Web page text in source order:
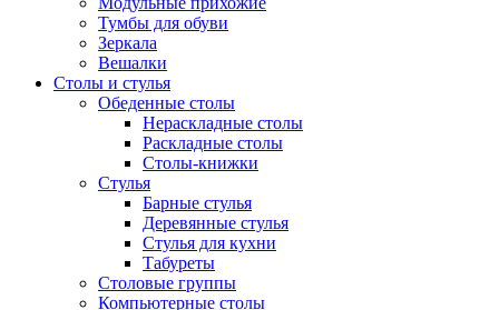
Тумбы для обуви
Зеркала
Вешалки
Столы и стулья
Обеденные столы
Нераскладные столы
Раскладные столы
Столы-книжки
Стулья
Барные стулья
Деревянные стулья
Стулья для кухни
Табуреты
Столовые группы
Компьютерные столы